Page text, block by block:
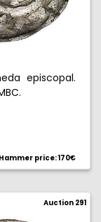
episcopal.
Hammer price: 170€
Auction 291